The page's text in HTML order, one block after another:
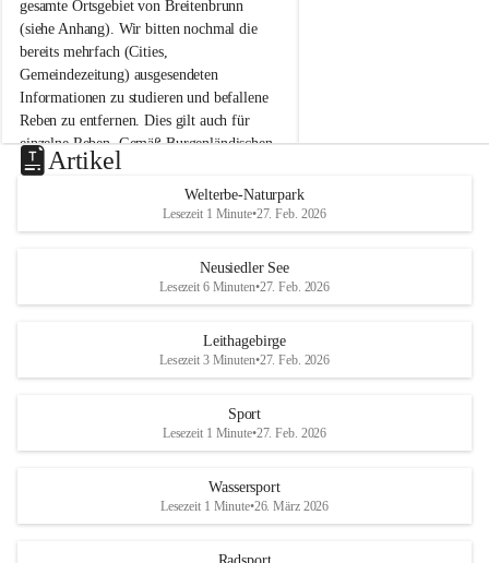
u
n
n
a
m
N
e
u
s
d
S
gesamte Ortsgebiet von Breitenbrunn
(siehe Anhang). Wir bitten nochmal die
bereits mehrfach (Cities,
Gemeindezeitung) ausgesendeten
Informationen zu studieren und befallene
Reben zu entfernen. Dies gilt auch für
einzelne Reben. Gemäß Burgenländischen
Weinbaugesetz sind nicht gepflegte oder
unzulässige Weingärten zu roden! Bitte
helfen wir zusammen um unsere Winzer
vor den prognostizierten Ernteausfällen
und den daraus folgenden wirtschaftlichen
Maßnahmen zur Bekämpfung
Rebe und der Amerikanischen
Anhang VBl. EU Nr. 18
1 Seite•1,4 MB
u
e
d
r
S
Artikel
Welterbe-Naturpark
Lesezeit 1 Minute•27. Feb. 2026
Neusiedler See
Lesezeit 6 Minuten•27. Feb. 2026
Leithagebirge
Lesezeit 3 Minuten•27. Feb. 2026
Sport
Lesezeit 1 Minute•27. Feb. 2026
Wassersport
Lesezeit 1 Minute•26. März 2026